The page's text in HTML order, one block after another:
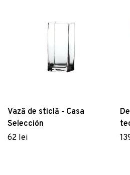
Vază de sticlă - Casa
Selección
62 lei